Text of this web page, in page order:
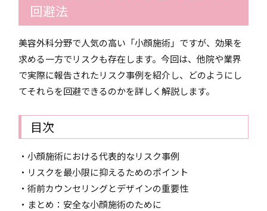
回避法
美容外科分野で人気の高い「小顔施術」ですが、効果を
求める一方でリスクも存在します。今回は、他院や業界
で実際に報告されたリスク事例を紹介し、どのようにし
てそれらを回避できるのかを詳しく解説します。
目次
・小顔施術における代表的なリスク事例
・リスクを最小限に抑えるためのポイント
・術前カウンセリングとデザインの重要性
・まとめ：安全な小顔施術のために